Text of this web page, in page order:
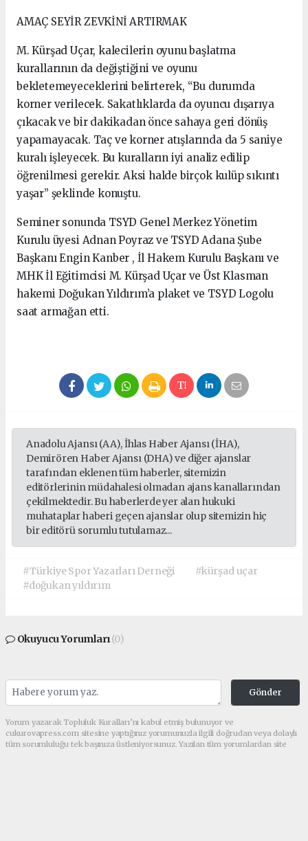
AMAÇ SEYİR ZEVKİNİ ARTIRMAK
M. Kürşad Uçar, kalecilerin oyunu başlatma
kurallarının da değiştiğini ve oyunu
bekletemeyeceklerini belirterek, “Bu durumda
korner verilecek. Sakatlıklarda da oyuncu dışarıya
çıkacak ve bir dakikadan önce sahaya geri dönüş
yapamayacak. Taç ve korner atışlarında da 5 saniye
kuralı işleyecek. Bu kuralların iyi analiz edilip
öğrenilmesi gerekir. Aksi halde birçok kulüp sıkıntı
yaşar” şeklinde konuştu.
Seminer sonunda TSYD Genel Merkez Yönetim
Kurulu üyesi Adnan Poyraz ve TSYD Adana Şube
Başkanı Engin Kanber , İl Hakem Kurulu Başkanı ve
MHK İl Eğitimcisi M. Kürşad Uçar ve Üst Klasman
hakemi Doğukan Yıldırım’a plaket ve TSYD Logolu
saat armağan etti.
Anadolu Ajansı (AA), İhlas Haber Ajansı (İHA),
Demirören Haber Ajansı (DHA) ve diğer ajanslar
tarafından eklenen tüm haberler, sitemizin
editörlerinin müdahalesi olmadan ajans kanallarından
çekilmektedir. Bu haberlerde yer alan hukuki
muhataplar haberi geçen ajanslar olup sitemizin hiç
bir editörü sorumlu tutulamaz...
#Türkiye Spor Yazarları Derneği
#kürşad uçar
#doğukan yıldırım
Okuyucu Yorumları(0)
Gönder
Yorum yazarak Topluluk Kuralları’nı kabul etmiş bulunuyor ve
cukurovapress.com sitesine yaptığınız yorumunuzla ilgili doğrudan veya dolaylı
tüm sorumluluğu tek başınıza üstleniyorsunuz. Yazılan tüm yorumlardan site